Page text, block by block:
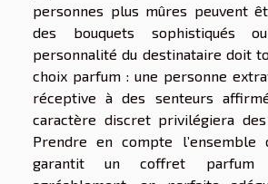
personnes plus mûres peuvent
des bouquets sophistiqués
personnalité du destinataire doit
choix parfum : une personne
réceptive à des senteurs
caractère discret privilégiera
Prendre en compte l’ensemble
garantit un coffret parfum